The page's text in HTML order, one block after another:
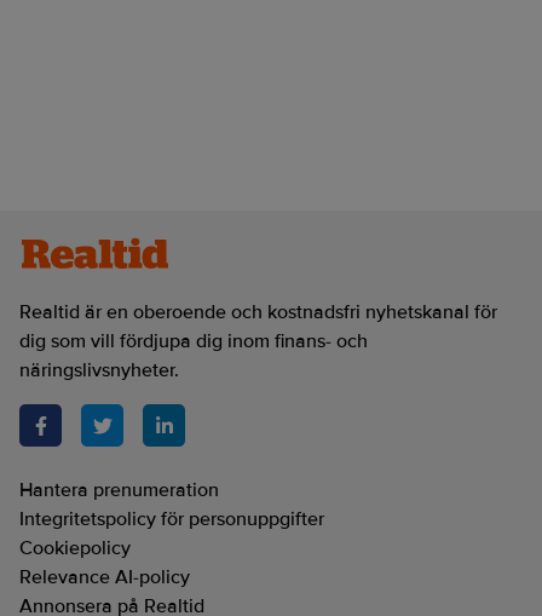
Realtid är en oberoende och kostnadsfri nyhetskanal för
dig som vill fördjupa dig inom finans- och
näringslivsnyheter.
Hantera prenumeration
Integritetspolicy för personuppgifter
Cookiepolicy
Relevance AI-policy
Annonsera på Realtid